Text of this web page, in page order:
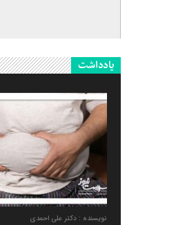
یادداشت
نویسنده : دکتر علی احمدی